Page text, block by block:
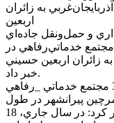
آذربايجان‌غربي به زائران
اربعين
و حمل‌ونقل جاده‌اي
آذربايجان غربي از تجهيز و آمادگي 37 مجتمع خدماتي‌رفاهي در
زائران اربعين حسيني
خبر داد.
صادق عباس‌زاد با اشاره به قرارگيري 37 مجتمع خدماتي _رفاهي
پيرانشهر در طول
مسير شمال به جنوب آذربايجان غربي اظهار کرد: در سال جاري، 18